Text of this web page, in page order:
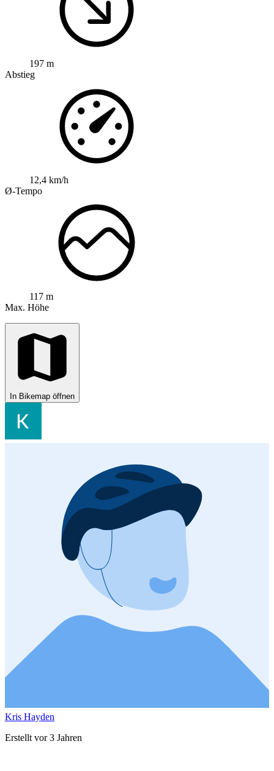
197 m
Abstieg
12,4 km/h
Ø-Tempo
117 m
Max. Höhe
In Bikemap öffnen
Kris Hayden
Erstellt vor 3 Jahren